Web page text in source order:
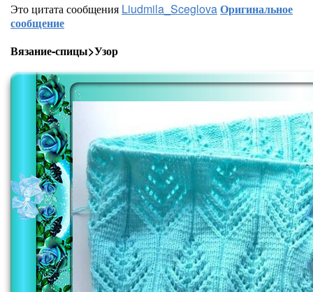
Это цитата сообщения Liudmila_SceglovaОригинальное
сообщение
Вязание-спицы>Узор